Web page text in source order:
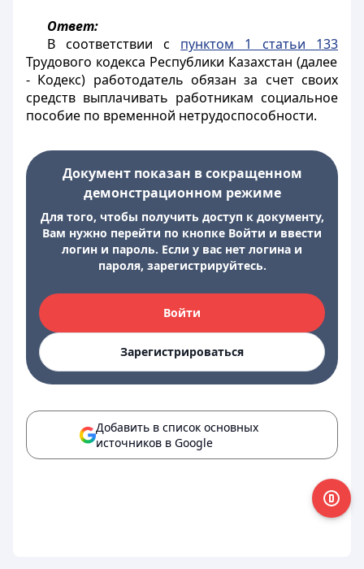
Ответ:
В соответствии с пунктом 1 статьи 133
Трудового кодекса Республики Казахстан (далее
- Кодекс) работодатель обязан за счет своих
средств выплачивать работникам социальное
пособие по временной нетрудоспособности.
Документ показан в сокращенном
демонстрационном режиме
Для того, чтобы получить доступ к документу,
Вам нужно перейти по кнопке Войти и ввести
логин и пароль. Если у вас нет логина и
пароля, зарегистрируйтесь.
Войти
Зарегистрироваться
Добавить в список основных
источников в Google